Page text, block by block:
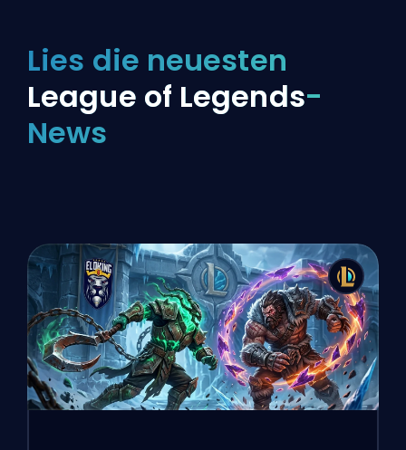
Lies die neuesten
League of Legends-
News